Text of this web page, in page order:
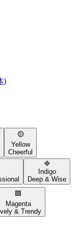
)
🟡
Yellow
Cheerful
🔷
Indigo
Deep & Wise
🟪
Magenta
& Trendy